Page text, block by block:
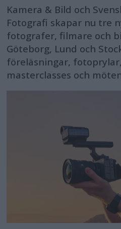
Kamera & Bild och
Fotografi skapar nu tre
fotografer, filmare och
Göteborg, Lund och
föreläsningar,
masterclasses och